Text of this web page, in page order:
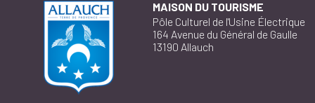
MAISON DU TOURISME
Pôle Culturel de l'Usine Électrique
164 Avenue du Général de Gaulle
13190 Allauch